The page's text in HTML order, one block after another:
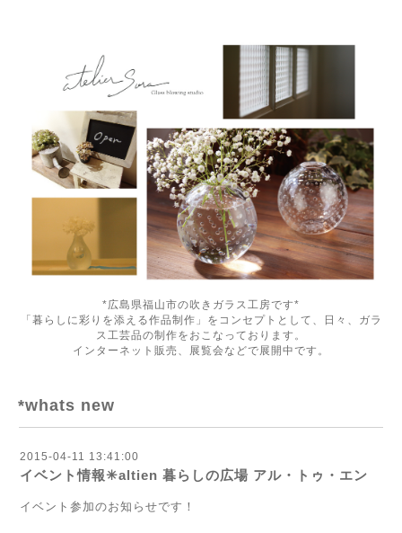
*広島県福山市の吹きガラス工房です*
「暮らしに彩りを添える作品制作」をコンセプトとして、日々、ガラ
ス工芸品の制作をおこなっております。
インターネット販売、展覧会などで展開中です。
*whats new
2015-04-11 13:41:00
イベント情報✳︎altien 暮らしの広場 アル・トゥ・エン
イベント参加のお知らせです！